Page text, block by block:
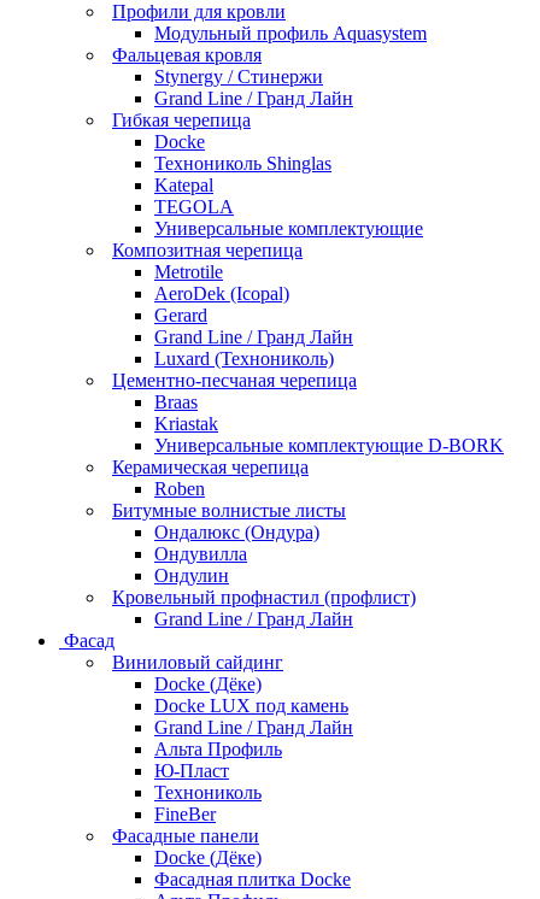
Профили для кровли
Модульный профиль Aquasystem
Фальцевая кровля
Stynergy / Стинержи
Grand Line / Гранд Лайн
Гибкая черепица
Docke
Технониколь Shinglas
Katepal
TEGOLA
Универсальные комплектующие
Композитная черепица
Metrotile
AeroDek (Icopal)
Gerard
Grand Line / Гранд Лайн
Luxard (Технониколь)
Цементно-песчаная черепица
Braas
Kriastak
Универсальные комплектующие D-BORK
Керамическая черепица
Roben
Битумные волнистые листы
Ондалюкс (Ондура)
Ондувилла
Ондулин
Кровельный профнастил (профлист)
Grand Line / Гранд Лайн
Фасад
Виниловый сайдинг
Docke (Дёке)
Docke LUX под камень
Grand Line / Гранд Лайн
Альта Профиль
Ю-Пласт
Технониколь
FineBer
Фасадные панели
Docke (Дёке)
Фасадная плитка Docke